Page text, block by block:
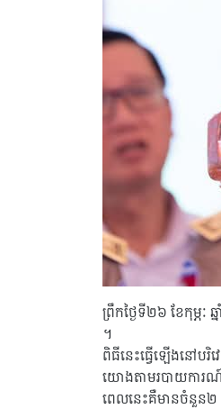
ព្រឹកថ្ងៃទី២៦ ខែកុម្ភ
។
ពិធីនេះធ្វើឡើងនៅប
យោងតាមរបាយការណ៍
ពេលនេះគឺមានចំនួន